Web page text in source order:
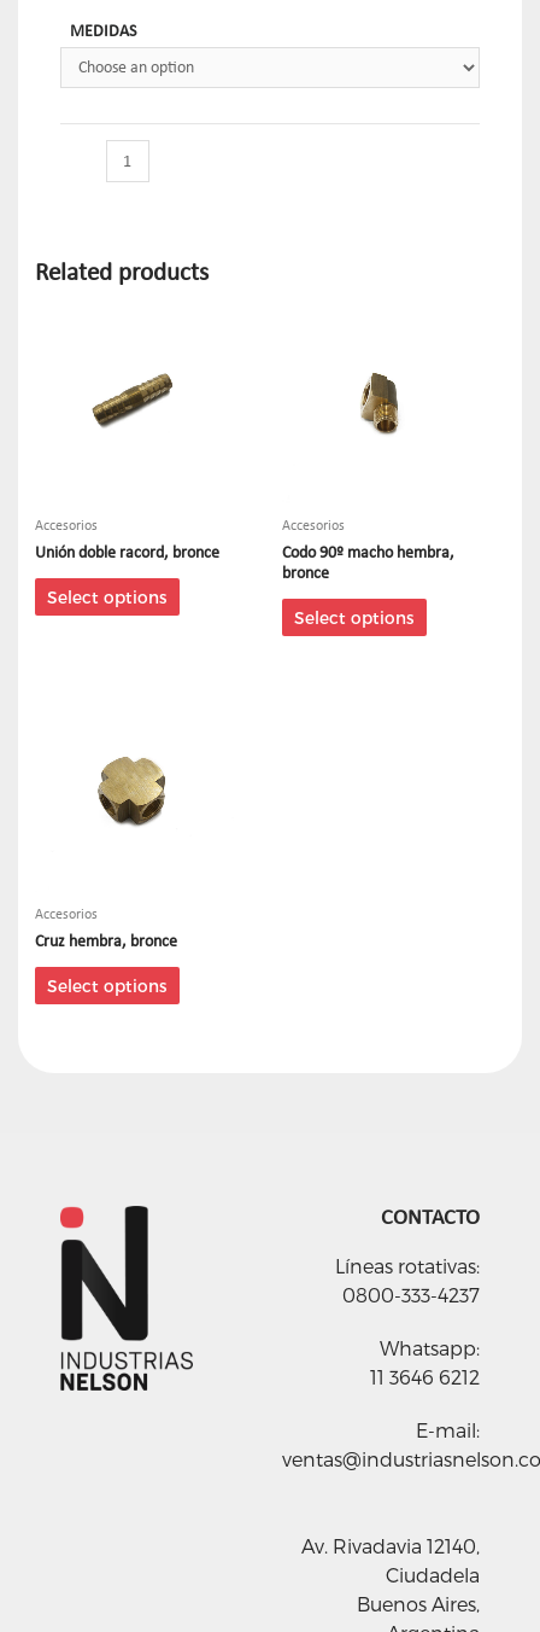
MEDIDAS
Related products
Accesorios
Unión doble racord, bronce
Select options
Accesorios
Codo 90º macho hembra,
bronce
Select options
Accesorios
Cruz hembra, bronce
Select options
CONTACTO
Líneas rotativas:
0800-333-4237
Whatsapp:
11 3646 6212
E-mail:
Av. Rivadavia 12140,
Ciudadela
Buenos Aires,